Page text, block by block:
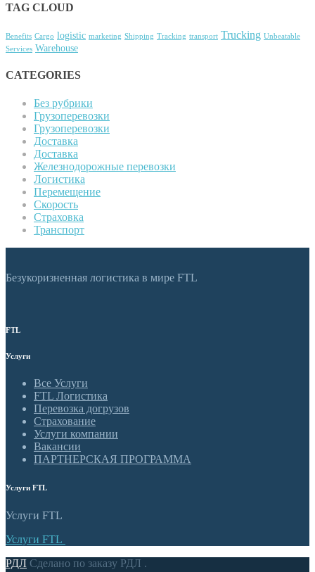
TAG CLOUD
Benefits Cargo logistic marketing Shipping Tracking transport Trucking Unbeatable
Services Warehouse
CATEGORIES
Без рубрики
Грузоперевозки
Грузоперевозки
Доставка
Доставка
Железнодорожные перевозки
Логистика
Перемещение
Скорость
Страховка
Транспорт
Безукоризненная логистика в мире FTL
FTL
Услуги
Все Услуги
FTL Логистика
Перевозка догрузов
Страхование
Услуги компании
Вакансии
ПАРТНЕРСКАЯ ПРОГРАММА
Услуги FTL
Услуги FTL
Услуги FTL
РДЛ Сделано по заказу РДЛ .